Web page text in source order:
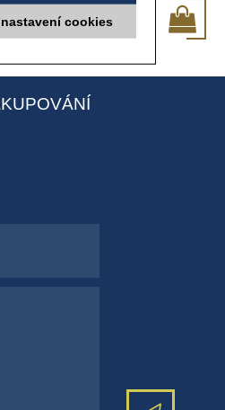
DOKOUPIT
cookies